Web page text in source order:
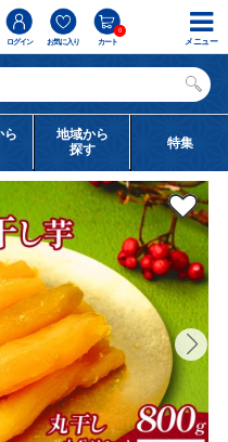
ログイン お気に入り カート
0
ら
地域から
探す
特集
メニュー